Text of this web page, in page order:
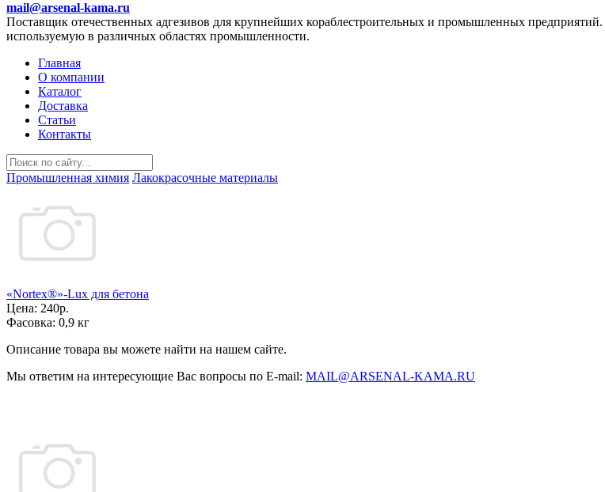
mail@arsenal-kama.ru
Поставщик отечественных адгезивов для крупнейших кораблестроительных и промышленных предприятий.
используемую в различных областях промышленности.
Главная
О компании
Каталог
Доставка
Статьи
Контакты
Промышленная химия Лакокрасочные материалы
«Nortex®»-Lux для бетона
Цена: 240р.
Фасовка: 0,9 кг
Описание товара вы можете найти на нашем сайте.
Мы ответим на интересующие Вас вопросы по E-mail: MAIL@ARSENAL-KAMA.RU